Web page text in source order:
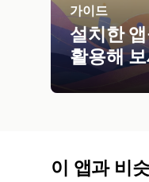
가이드
설치한
활용해
이 앱과 비